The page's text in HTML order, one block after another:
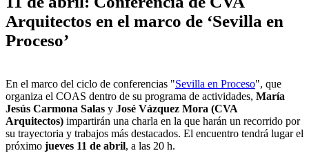
Arquitectos en el marco de ‘Sevilla en
Proceso’
En el marco del ciclo de conferencias "Sevilla en Proceso", que
organiza el COAS dentro de su programa de actividades, María
Jesús Carmona Salas y José Vázquez Mora (CVA
Arquitectos) impartirán una charla en la que harán un recorrido por
su trayectoria y trabajos más destacados. El encuentro tendrá lugar el
próximo jueves 11 de abril, a las 20 h.